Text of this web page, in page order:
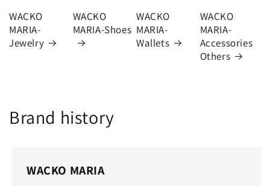
WACKO
MARIA-
Jewelry
WACKO
MARIA-Shoes
WACKO
MARIA-
Wallets
WACKO
MARIA-
Accessories
Others
Brand history
WACKO MARIA